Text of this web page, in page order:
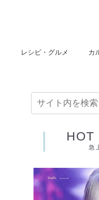
レシピ・グルメ カ
HOT
急